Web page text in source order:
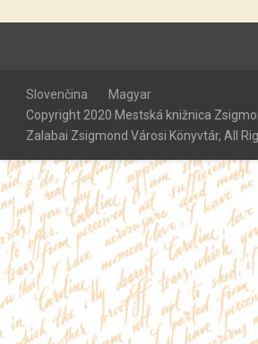
Slovenčina
Magyar
Copyright 2020 Mestská knižnica
Zalabai Zsigmond Városi Könyvtár, All